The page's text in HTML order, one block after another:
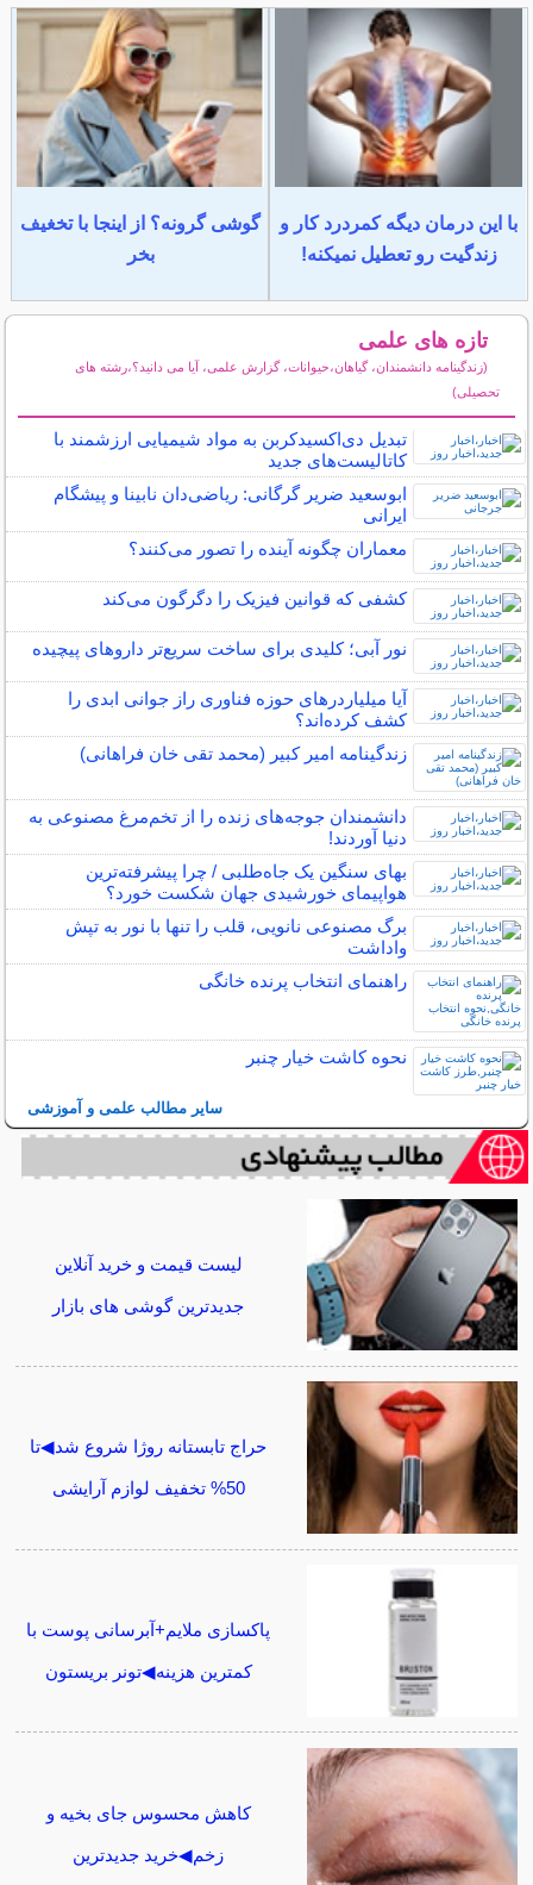
با این درمان دیگه کمردرد کار و
زندگیت رو تعطیل نمیکنه!
گوشی گرونه؟ از اینجا با تخغیف
بخر
تازه های علمی
(زندگینامه دانشمندان، گیاهان،حیوانات، گزارش علمی، آیا می دانید؟،رشته های
تحصیلی)
تبدیل دی‌اکسیدکربن به مواد شیمیایی ارزشمند با
کاتالیست‌های جدید
ابوسعید ضریر گرگانی: ریاضی‌دان نابینا و پیشگام
ایرانی
معماران چگونه آینده را تصور می‌کنند؟
کشفی که قوانین فیزیک را دگرگون می‌کند
نور آبی؛ کلیدی برای ساخت سریع‌تر داروهای پیچیده
آیا میلیاردرهای حوزه فناوری راز جوانی ابدی را
کشف کرده‌اند؟
زندگینامه امیر کبیر (محمد تقی خان فراهانی)
دانشمندان جوجه‌های زنده را از تخم‌مرغ مصنوعی به
دنیا آوردند!
بهای سنگین یک جاه‌طلبی / چرا پیشرفته‌ترین
هواپیمای خورشیدی جهان شکست خورد؟
برگ مصنوعی نانویی، قلب را تنها با نور به تپش
واداشت
راهنمای انتخاب پرنده خانگی
نحوه کاشت خیار چنبر
سایر مطالب علمی و آموزشی
لیست قیمت و خرید آنلاین
جدیدترین گوشی های بازار
حراج تابستانه روژا شروع شد◀تا
50% تخفیف لوازم آرایشی
پاکسازی ملایم+آبرسانی پوست با
کمترین هزینه◀تونر بریستون
کاهش محسوس جای بخیه و
زخم◀خرید جدیدترین